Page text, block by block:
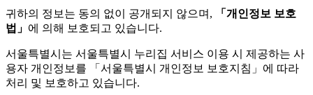
귀하의 정보는 동의 없이 공개되지 않으며,
「개인정보 보호
법」 에 의해 보호되고 있습니다.
서울특별시는 서울특별시 누리집 서비스 이용 시 제공하는 사
용자 개인정보를 「서울특별시 개인정보 보호지침」에 따라
처리 및 보호하고 있습니다.